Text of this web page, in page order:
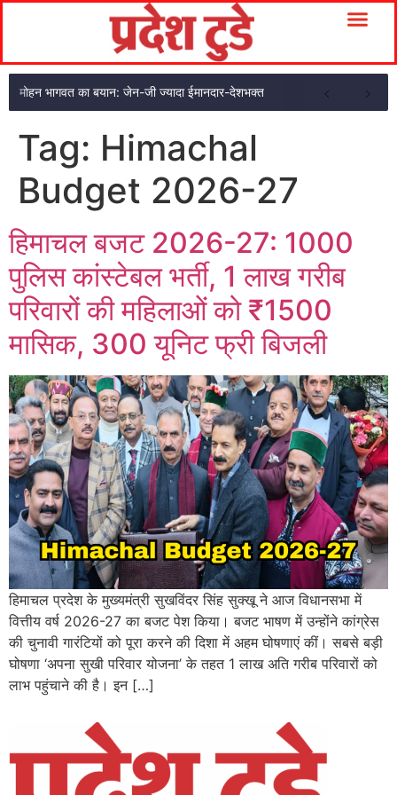
मोहन भागवत का बयान: जेन-जी ज्यादा ईमानदार-देशभक्त
Tag: Himachal
Budget 2026-27
हिमाचल बजट 2026-27: 1000
पुलिस कांस्टेबल भर्ती, 1 लाख गरीब
परिवारों की महिलाओं को ₹1500
मासिक, 300 यूनिट फ्री बिजली
हिमाचल प्रदेश के मुख्यमंत्री सुखविंदर सिंह सुक्खू ने आज विधानसभा में
वित्तीय वर्ष 2026-27 का बजट पेश किया। बजट भाषण में उन्होंने कांग्रेस
की चुनावी गारंटियों को पूरा करने की दिशा में अहम घोषणाएं कीं। सबसे बड़ी
घोषणा ‘अपना सुखी परिवार योजना’ के तहत 1 लाख अति गरीब परिवारों को
लाभ पहुंचाने की है। इन […]